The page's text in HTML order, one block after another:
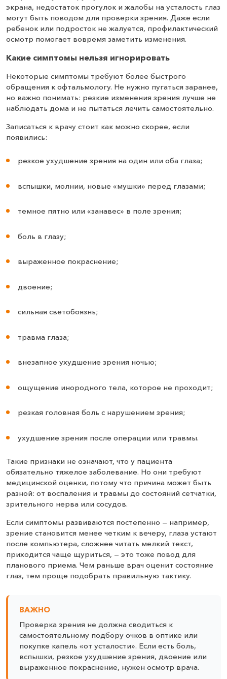
экрана, недостаток прогулок и жалобы на усталость глаз
могут быть поводом для проверки зрения. Даже если
ребенок или подросток не жалуется, профилактический
осмотр помогает вовремя заметить изменения.
Какие симптомы нельзя игнорировать
Некоторые симптомы требуют более быстрого
обращения к офтальмологу. Не нужно пугаться заранее,
но важно понимать: резкие изменения зрения лучше не
наблюдать дома и не пытаться лечить самостоятельно.
Записаться к врачу стоит как можно скорее, если
появились:
резкое ухудшение зрения на один или оба глаза;
вспышки, молнии, новые «мушки» перед глазами;
темное пятно или «занавес» в поле зрения;
боль в глазу;
выраженное покраснение;
двоение;
сильная светобоязнь;
травма глаза;
внезапное ухудшение зрения ночью;
ощущение инородного тела, которое не проходит;
резкая головная боль с нарушением зрения;
ухудшение зрения после операции или травмы.
Такие признаки не означают, что у пациента
обязательно тяжелое заболевание. Но они требуют
медицинской оценки, потому что причина может быть
разной: от воспаления и травмы до состояний сетчатки,
зрительного нерва или сосудов.
Если симптомы развиваются постепенно — например,
зрение становится менее четким к вечеру, глаза устают
после компьютера, сложнее читать мелкий текст,
приходится чаще щуриться, — это тоже повод для
планового приема. Чем раньше врач оценит состояние
глаз, тем проще подобрать правильную тактику.
ВАЖНО
Проверка зрения не должна сводиться к
самостоятельному подбору очков в оптике или
покупке капель «от усталости». Если есть боль,
вспышки, резкое ухудшение зрения, двоение или
выраженное покраснение, нужен осмотр врача.